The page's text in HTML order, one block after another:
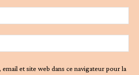
:*
:
et site web dans ce navigateur pour la